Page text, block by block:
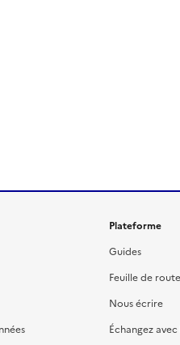
Plateforme
Guides
Feuille de
Nous écrire
Échangez